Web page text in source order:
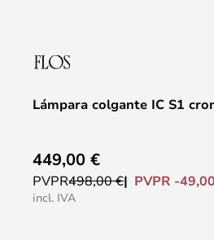
Lámpara colgante IC S1
449,00 €
PVPR498,00 € PVPR -
incl. IVA